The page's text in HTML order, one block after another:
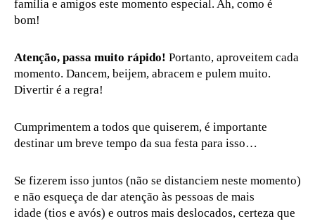
família e amigos este momento especial. Ah, como é
bom!
Atenção, passa muito rápido! Portanto, aproveitem cada
momento. Dancem, beijem, abracem e pulem muito.
Divertir é a regra!
Cumprimentem a todos que quiserem, é importante
destinar um breve tempo da sua festa para isso…
Se fizerem isso juntos (não se distanciem neste momento)
e não esqueça de dar atenção às pessoas de mais
idade (tios e avós) e outros mais deslocados, certeza que